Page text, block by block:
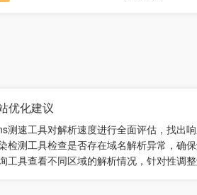
优化建议
测速工具对解析速度进行全面评估，找出
检测工具检查是否存在域名解析异常，确
工具查看不同区域的解析情况，针对性调